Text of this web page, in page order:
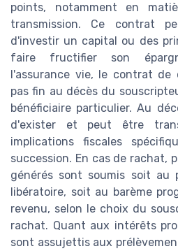
points, notamment en
transmission. Ce contrat
d'investir un capital ou des
faire fructifier son
l'assurance vie, le contrat de
pas fin au décès du
bénéficiaire particulier. Au
d'exister et peut être
implications fiscales
succession. En cas de rachat,
générés sont soumis soit au
libératoire, soit au barème
revenu, selon le choix du
rachat. Quant aux intérêts
sont assujettis aux